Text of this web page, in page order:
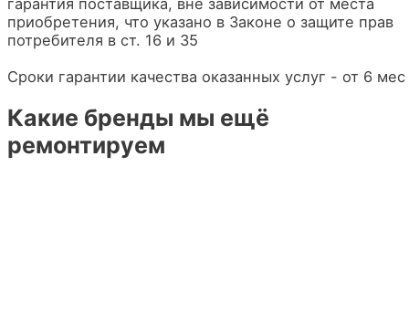
приобретения, что указано в Законе о защите прав
потребителя в ст. 16 и 35
Сроки гарантии качества оказанных услуг - от 6 мес
Какие бренды мы ещё
ремонтируем